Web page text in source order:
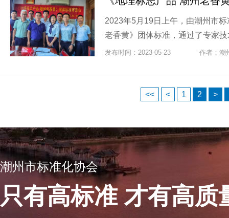
2023年5月19日上午，由潮州市
老香黄》团体标准，通过了专家
发布时间：2023-05-23 作者：潮
<< < 1 2 >
潮州市标准化协会
只有高标准 才有高质